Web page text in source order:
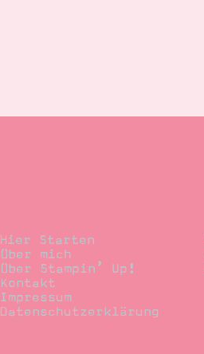
Hier Starten
Über mich
Über Stampin’ Up!
Kontakt
Impressum
Datenschutzerklärung